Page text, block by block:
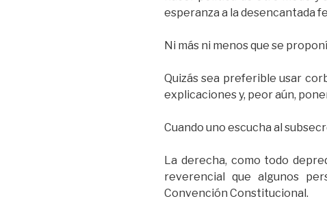
esperanza a la desencantada
Ni más ni menos que se
Quizás sea preferible usar
explicaciones y, peor aún,
Cuando uno escucha al
La derecha, como todo
reverencial que algunos
Convención Constitucional.